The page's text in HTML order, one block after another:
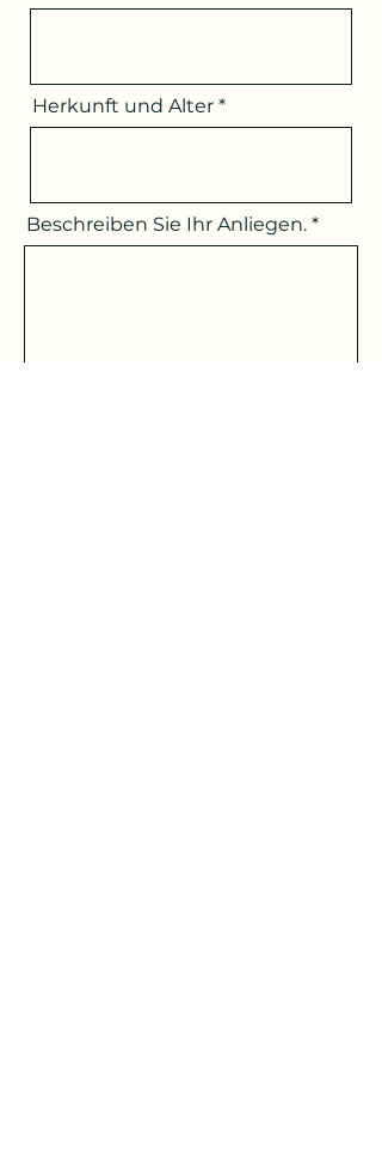
Herkunft und Alter
Beschreiben Sie Ihr Anliegen.